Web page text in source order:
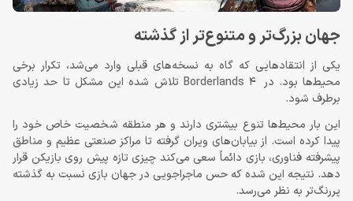
جهان بزرگ‌تر و متنوع‌تر از گذشته
یکی از انتقادهایی که گاه به نسخه‌های قبلی وارد می‌شد، تکرار برخی
محیط‌ها بود. در Borderlands 4 تلاش شده این مشکل تا حد زیادی
برطرف شود.
این بار محیط‌ها تنوع بیشتری دارند و هر منطقه شخصیت خاص خود را
پیدا کرده است. از بیابان‌های ویران گرفته تا مراکز صنعتی عظیم و مناطق
پیشرفته فناوری، بازی دائماً سعی می‌کند چیزی تازه پیش روی بازیکن قرار
دهد. نتیجه این شده که حس ماجراجویی در جهان بازی نسبت به گذشته
پررنگ‌تر به نظر می‌رسد.